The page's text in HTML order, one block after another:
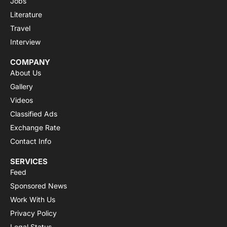
Literature
Travel
Interview
COMPANY
About Us
Gallery
Videos
Classified Ads
Exchange Rate
Contact Info
SERVICES
Feed
Sponsored News
Work With Us
Privacy Policy